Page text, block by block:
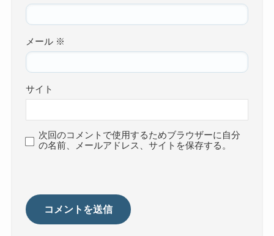
メール ※
サイト
次回のコメントで使用するためブラウザーに自分
の名前、メールアドレス、サイトを保存する。